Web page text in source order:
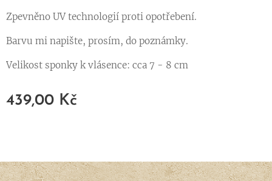
Zpevněno UV technologií proti opotřebení.
Barvu mi napište, prosím, do poznámky. ♥
Velikost sponky k vlásence: cca 7 - 8 cm
439,00 Kč